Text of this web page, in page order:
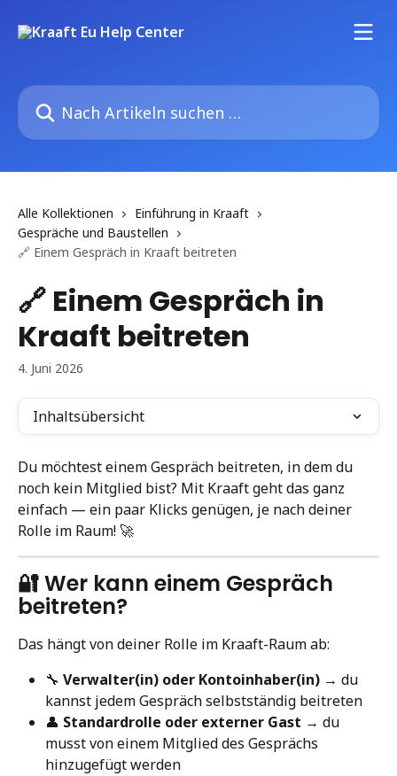
Nach Artikeln suchen …
Alle Kollektionen
Einführung in Kraaft
Gespräche und Baustellen
🔗 Einem Gespräch in Kraaft beitreten
🔗 Einem Gespräch in
Kraaft beitreten
4. Juni 2026
Inhaltsübersicht
Du möchtest einem Gespräch beitreten, in dem du
noch kein Mitglied bist? Mit Kraaft geht das ganz
einfach — ein paar Klicks genügen, je nach deiner
Rolle im Raum! 🚀
🔐 Wer kann einem Gespräch
beitreten?
Das hängt von deiner Rolle im Kraaft-Raum ab:
🔧 Verwalter(in) oder Kontoinhaber(in) → du
kannst jedem Gespräch selbstständig beitreten
👤 Standardrolle oder externer Gast → du
musst von einem Mitglied des Gesprächs
hinzugefügt werden